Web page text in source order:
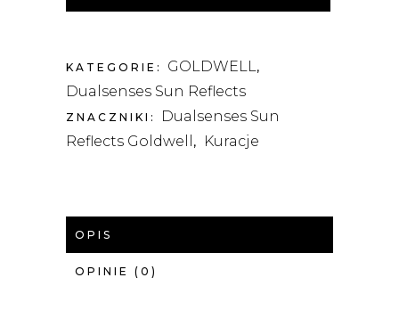
KURACJA
KATEGORIE: GOLDWELL ,
Dualsenses Sun Reflects
ZNACZNIKI:
Dualsenses Sun
Reflects Goldwell
, Kuracje
OPIS
OPINIE (0)